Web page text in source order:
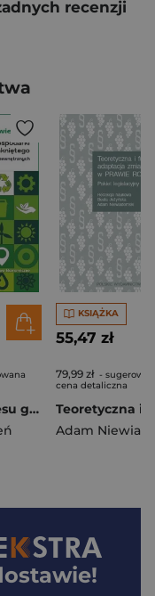
recenzji
Modele biznesu gospodarki obiegu zamkniętego. Rola i znaczenie interesariuszy zewnętrznych
KSIĄŻKA
55,47 zł
79,99 zł -
cena detaliczna